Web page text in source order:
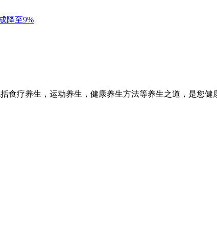
疗养生，运动养生，健康养生方法等养生之道，是您健